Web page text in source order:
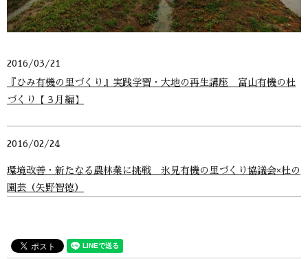
2016/03/21
『ひみ有機の里づくり』実践学習・大地の再生講座 富山有機の杜
づくり【３月編】
2016/02/24
環境改善・新たなる農林業に挑戦 氷見有機の里づくり協議会×杜の
園芸（矢野智徳）